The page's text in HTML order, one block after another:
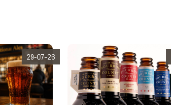
29-07-26